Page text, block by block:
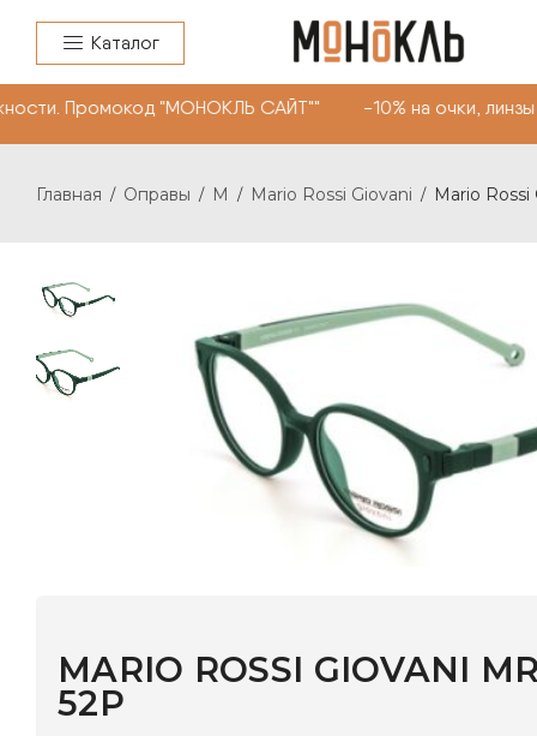
Каталог
Промокод "МОНОКЛЬ САЙТ"" -10% на очки,
Главная / Оправы / M / Mario Rossi Giovani / Mario Rossi
MARIO ROSSI GIOVANI MR 14-